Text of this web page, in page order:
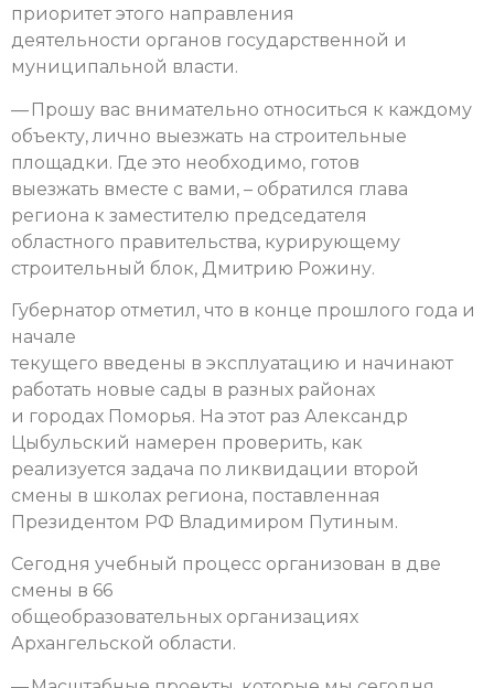
приоритет этого направления
деятельности органов государственной и
муниципальной власти.
— Прошу вас внимательно относиться к каждому
объекту, лично выезжать на строительные
площадки. Где это необходимо, готов
выезжать вместе с вами, – обратился глава
региона к заместителю председателя
областного правительства, курирующему
строительный блок, Дмитрию Рожину.
Губернатор отметил, что в конце прошлого года и
начале
текущего введены в эксплуатацию и начинают
работать новые сады в разных районах
и городах Поморья. На этот раз Александр
Цыбульский намерен проверить, как
реализуется задача по ликвидации второй
смены в школах региона, поставленная
Президентом РФ Владимиром Путиным.
Сегодня учебный процесс организован в две
смены в 66
общеобразовательных организациях
Архангельской области.